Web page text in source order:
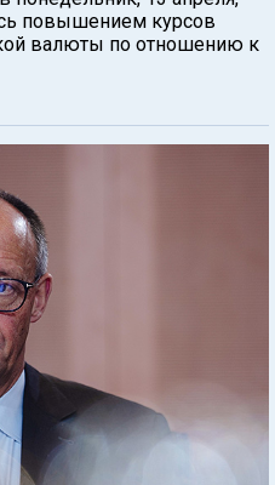
повышением курсов
валюты по отношению к